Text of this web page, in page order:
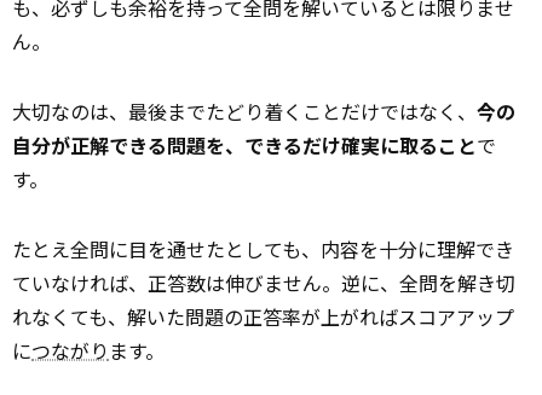
も、必ずしも余裕を持って全問を解いているとは限りませ
ん。
大切なのは、最後までたどり着くことだけではなく、 今の
自分が正解できる問題を、できるだけ確実に取ることで
す。
たとえ全問に目を通せたとしても、内容を十分に理解でき
ていなければ、正答数は伸びません。逆に、全問を解き切
れなくても、解いた問題の正答率が上がればスコアアップ
につながり ます。